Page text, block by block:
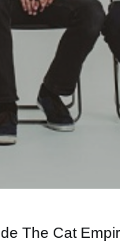
The Cat